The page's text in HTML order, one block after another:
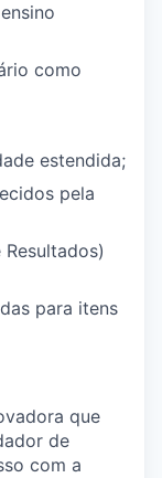
como
estendida;
pela
para itens
que
de
com a